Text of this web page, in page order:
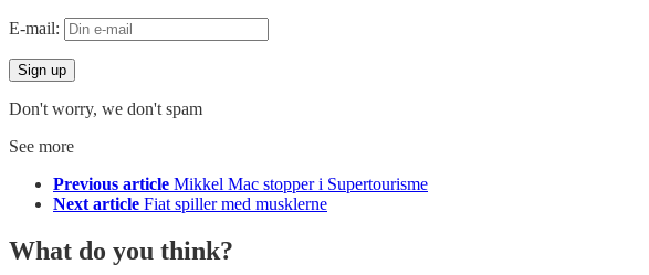
E-mail:
Don't worry, we don't spam
See more
Previous article Mikkel Mac stopper i Supertourisme
Next article Fiat spiller med musklerne
What do you think?